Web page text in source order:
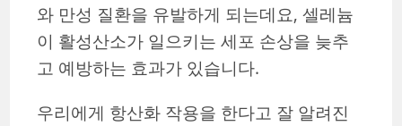
와 만성 질환을 유발하게 되는데요, 셀레늄
이 활성산소가 일으키는 세포 손상을 늦추
고 예방하는 효과가 있습니다.
우리에게 항산화 작용을 한다고 잘 알려진